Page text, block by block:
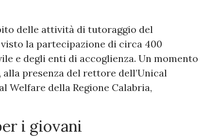
delle attività di tutoraggio del
visto la partecipazione di circa 400
e degli enti di accoglienza. Un momento
presenza del rettore dell’Unical
Welfare della Regione Calabria,
i giovani